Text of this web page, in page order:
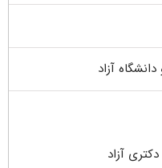
آزاد
آزاد